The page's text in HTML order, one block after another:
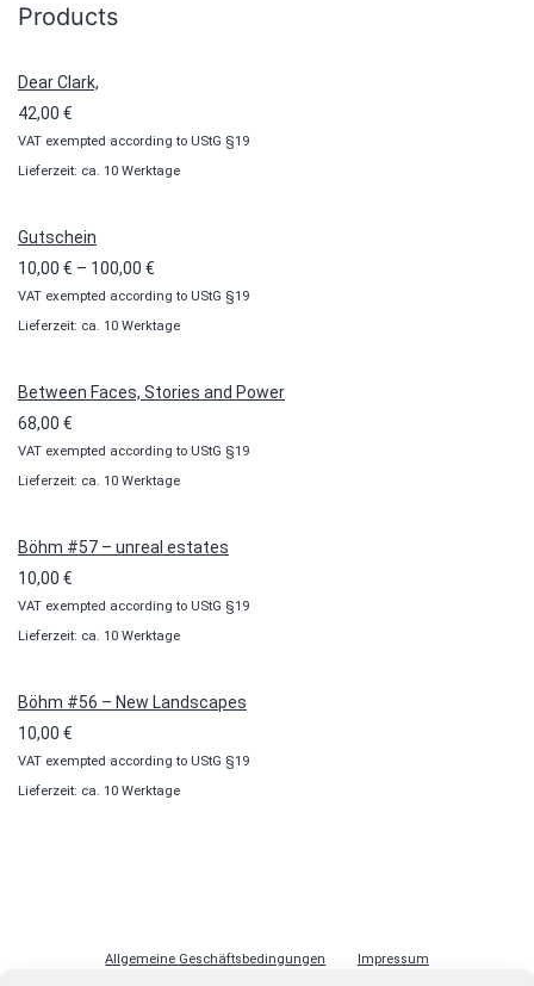
Products
Dear Clark,
42,00 €
VAT exempted according to UStG §19
Lieferzeit: ca. 10 Werktage
Gutschein
10,00 € – 100,00 €
10,00 €
bis
VAT exempted according to UStG §19
Lieferzeit: ca. 10 Werktage
Between Faces, Stories and Power
68,00 €
VAT exempted according to UStG §19
Lieferzeit: ca. 10 Werktage
Böhm #57 – unreal estates
10,00 €
VAT exempted according to UStG §19
Lieferzeit: ca. 10 Werktage
Böhm #56 – New Landscapes
10,00 €
VAT exempted according to UStG §19
Lieferzeit: ca. 10 Werktage
Allgemeine Geschäftsbedingungen Impressum